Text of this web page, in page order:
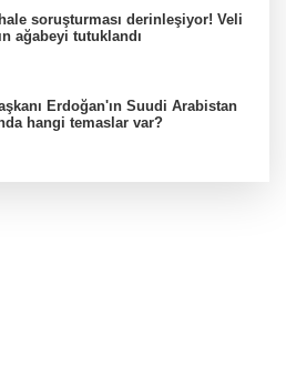
soruşturması derinleşiyor! Veli
ağabeyi tutuklandı
Erdoğan'ın Suudi Arabistan
hangi temaslar var?